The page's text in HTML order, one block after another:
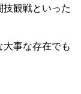
観戦といった
大事な存在でも